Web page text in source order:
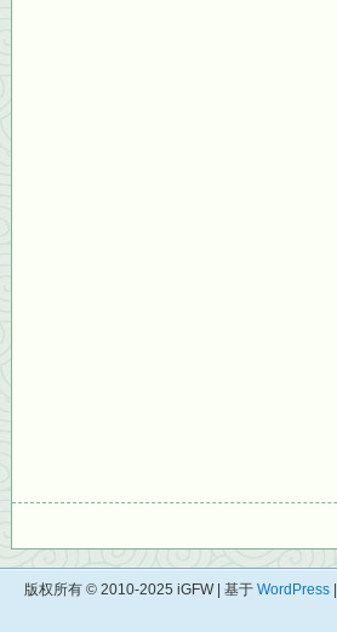
版权所有 © 2010-2025 iGFW | 基于 WordPress